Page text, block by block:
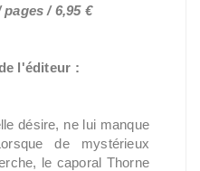
/ 6,95 €
l'éditeur :
désire, ne lui manque
de mystérieux
le caporal Thorne